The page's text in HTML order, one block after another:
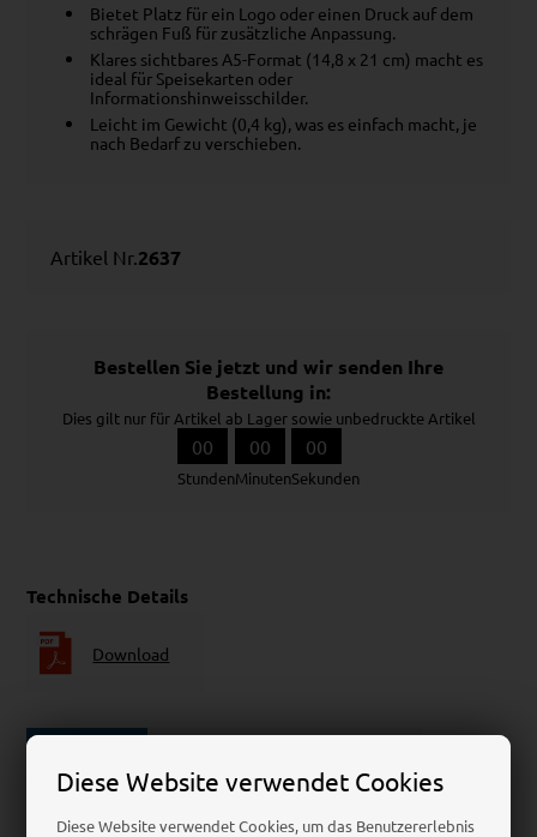
Diese Website verwendet Cookies
Diese Website verwendet Cookies, um das Benutzererlebnis
Bietet Platz für ein Logo oder einen Druck auf dem
schrägen Fuß für zusätzliche Anpassung.
Klares sichtbares A5-Format (14,8 x 21 cm) macht es
ideal für Speisekarten oder
Informationshinweisschilder.
Leicht im Gewicht (0,4 kg), was es einfach macht, je
nach Bedarf zu verschieben.
Artikel Nr.2637
Bestellen Sie jetzt und wir senden Ihre
Bestellung in:
Dies gilt nur für Artikel ab Lager sowie unbedruckte Artikel
00
Stunden
00
Minuten
00
Sekunden
Technische Details
Download